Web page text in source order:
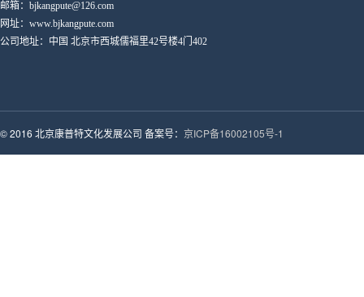
邮箱：bjkangpute@126.com
网址：www.bjkangpute.com
公司地址：中国 北京市西城儒福里42号楼4门402
© 2016 北京康普特文化发展公司 备案号： 京ICP备16002105号-1